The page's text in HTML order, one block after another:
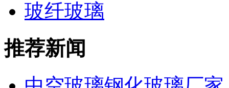
玻纤玻璃
推荐新闻